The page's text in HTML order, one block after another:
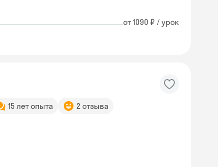
от 1090 ₽ / урок
15 лет опыта 2 отзыва